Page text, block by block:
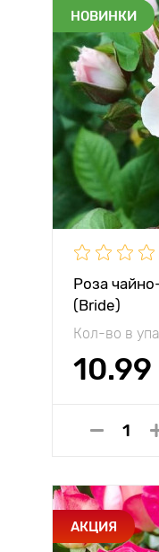
НОВИНКИ
Роза
(Bride)
Кол-во в
10.99
АКЦИЯ